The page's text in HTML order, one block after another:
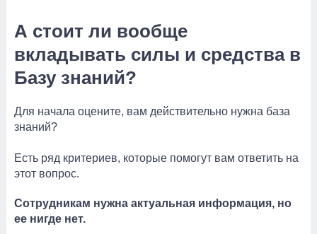
А стоит ли вообще
вкладывать силы и средства в
Базу знаний?
Для начала оцените, вам действительно нужна база
знаний?
Есть ряд критериев, которые помогут вам ответить на
этот вопрос.
Сотрудникам нужна актуальная информация, но
ее нигде нет.